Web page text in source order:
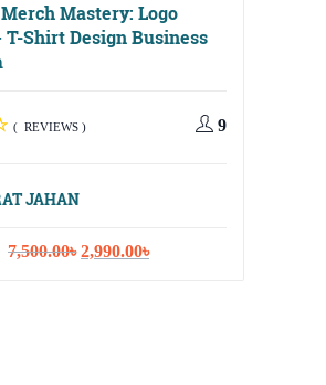
Mastery: Logo
T-Shirt Design Business
( REVIEWS ) 9
JAHAN
7,500.00৳ Original
2,990.00৳Current